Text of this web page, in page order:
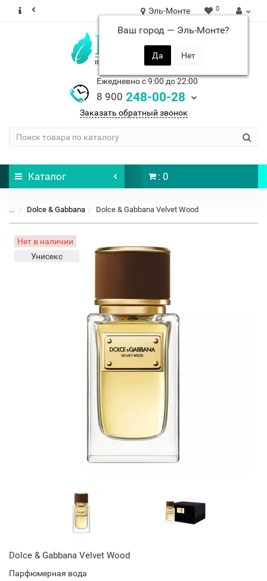
Эль-Монте
Ваш город — Эль-Монте?
0
Ежедневно с 9:00 до 22:00
8 900 248-00-28
Заказать обратный звонок
Каталог : 0
... Dolce & Gabbana Dolce & Gabbana Velvet Wood
Нет в наличии
Унисекс
Dolce & Gabbana Velvet Wood
Парфюмерная вода